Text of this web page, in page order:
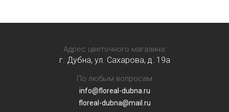
Адрес цветочного магазина:
г. Дубна, ул. Сахарова, д. 19a
По любым вопросам
info@floreal-dubna.ru
floreal-dubna@mail.ru